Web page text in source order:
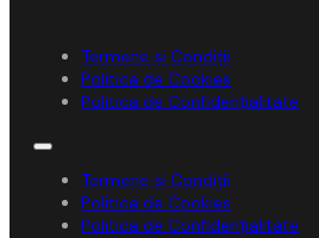
Termene și Condiții
Politica de Cookies
Politica de Confidențialitate
Termene și Condiții
Politica de Cookies
Politica de Confidențialitate